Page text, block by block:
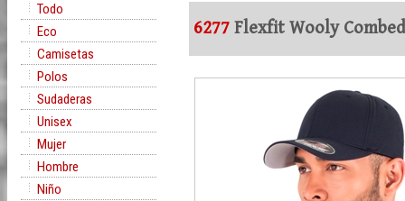
Todo
Eco
Camisetas
Polos
Sudaderas
Unisex
Mujer
Hombre
Niño
6277 Flexfit Wooly Combed